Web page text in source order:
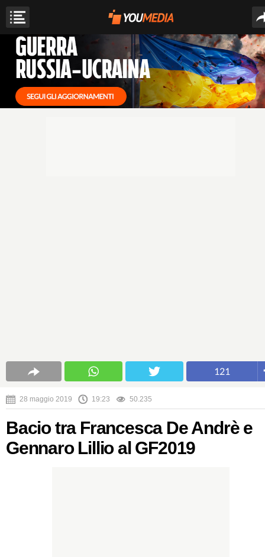
121
28 maggio 2019 19:23 50.235
Bacio tra Francesca De Andrè e
Gennaro Lillio al GF2019